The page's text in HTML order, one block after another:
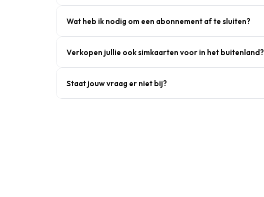
Wat heb ik nodig om een abonnement af te sluiten?
Verkopen jullie ook simkaarten voor in het buitenland?
Staat jouw vraag er niet bij?